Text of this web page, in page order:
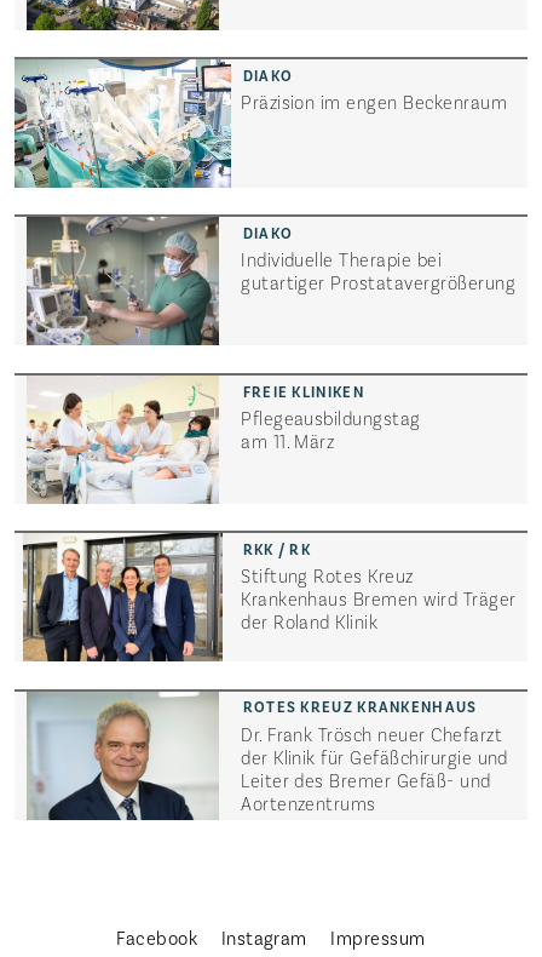
Präzision im engen Beckenraum
Individuelle Therapie bei
gutartiger Prostata­vergrößerung
Pflegeausbildungstag
am 11. März
Stiftung Rotes Kreuz
Krankenhaus Bremen wird Träger
der Roland Klinik
Dr. Frank Trösch neuer Chefarzt
der Klinik für Gefäßchirurgie und
Leiter des Bremer Gefäß- und
Aortenzentrums
Startseite
Die Freien Kliniken
Veranstaltungen
Magazin
Karriere
Aktuelles
Facebook Instagram Impressum